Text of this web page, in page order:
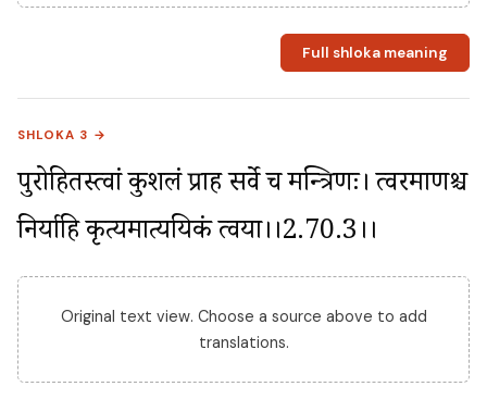
Full shloka meaning
SHLOKA 3 →
पुरोहितस्त्वां कुशलं प्राह सर्वे च मन्त्रिणः। त्वरमाणश्च
निर्याहि कृत्यमात्ययिकं त्वया।।2.70.3।।
Original text view. Choose a source above to add
translations.